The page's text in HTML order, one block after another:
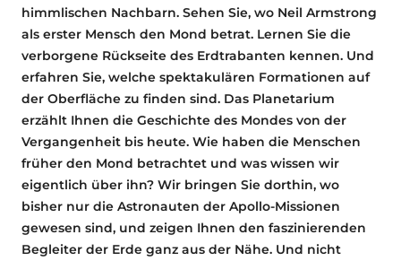
himmlischen Nachbarn. Sehen Sie, wo Neil Armstrong
als erster Mensch den Mond betrat. Lernen Sie die
verborgene Rückseite des Erdtrabanten kennen. Und
erfahren Sie, welche spektakulären Formationen auf
der Oberfläche zu finden sind. Das Planetarium
erzählt Ihnen die Geschichte des Mondes von der
Vergangenheit bis heute. Wie haben die Menschen
früher den Mond betrachtet und was wissen wir
eigentlich über ihn? Wir bringen Sie dorthin, wo
bisher nur die Astronauten der Apollo-Missionen
gewesen sind, und zeigen Ihnen den faszinierenden
Begleiter der Erde ganz aus der Nähe. Und nicht